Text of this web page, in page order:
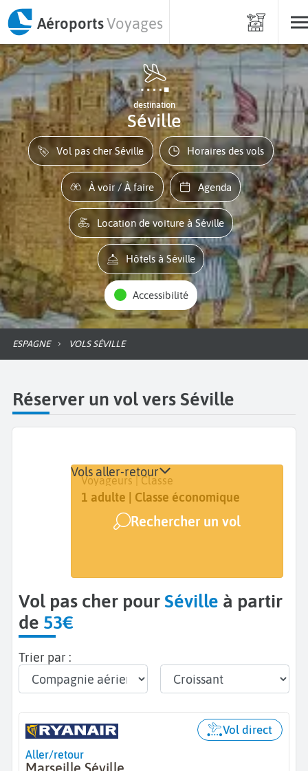
AéroportsVoyages
destination
Séville
Vol pas cher Séville Horaires des vols
À voir / À faire Agenda
Location de voiture à Séville
Hôtels à Séville
Accessibilité
ESPAGNE VOLS SÉVILLE
Réserver un vol vers Séville
Départ
De...
Dates
Dates de votre voyage
Voyageurs | Classe
1 adulte | Classe économique
Rechercher un vol
Vols aller-retour
Vol pas cher pourSéville à partir
de 53€
Trier par :
Aller/retour
Marseille Séville
Vol direct